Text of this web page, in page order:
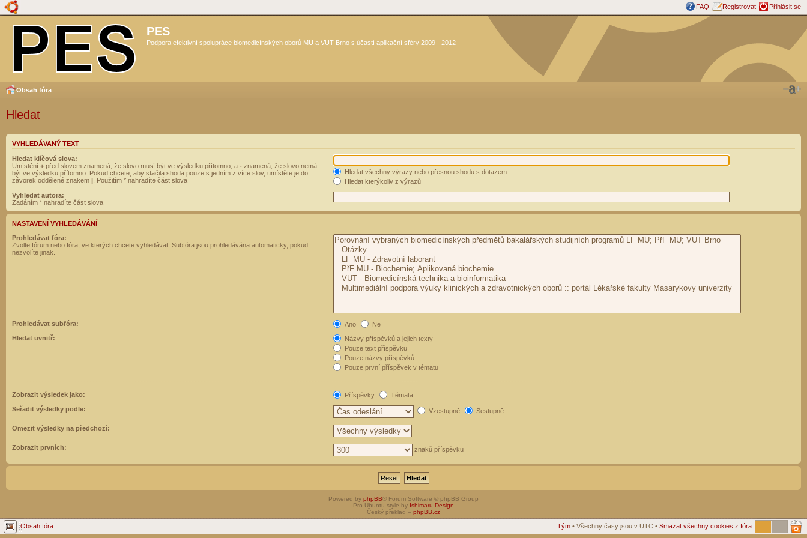
FAQ Registrovat Přihlásit se
PES
Podpora efektivní spolupráce biomedicínských oborů MU a VUT Brno s účastí aplikační sféry 2009 - 2012
Obsah fóra
Hledat
VYHLEDÁVANÝ TEXT
Hledat klíčová slova:
Umístění + před slovem znamená, že slovo musí být ve výsledku přítomno, a - znamená, že slovo nemá
být ve výsledku přítomno. Pokud chcete, aby stačila shoda pouze s jedním z více slov, umístěte je do
závorek oddělené znakem | . Použitím * nahradíte část slova
Hledat všechny výrazy nebo přesnou shodu s dotazem
Hledat kterýkoliv z výrazů
Vyhledat autora:
Zadáním * nahradíte část slova
NASTAVENÍ VYHLEDÁVÁNÍ
Prohledávat fóra:
Zvolte fórum nebo fóra, ve kterých chcete vyhledávat. Subfóra jsou prohledávána automaticky, pokud
nezvolíte jinak.
Prohledávat subfóra: Ano
Ne
Hledat uvnitř:
Názvy příspěvků a jejich texty
Pouze text příspěvku
Pouze názvy příspěvků
Pouze první příspěvek v tématu
Zobrazit výsledek jako: Příspěvky
Témata
Seřadit výsledky podle:
Vzestupně Sestupně
Omezit výsledky na předchozí:
Zobrazit prvních: znaků příspěvku
Powered by phpBB® Forum Software © phpBB Group
Pro Ubuntu style by Ishimaru Design
Český překlad – phpBB.cz
Obsah fóra Tým • Všechny časy jsou v UTC • Smazat všechny cookies z fóra